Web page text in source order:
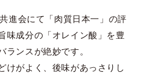
進会にて「肉質日本一」の評
味成分の「オレイン酸」を豊
ランスが絶妙です。
けがよく、後味があっさりし